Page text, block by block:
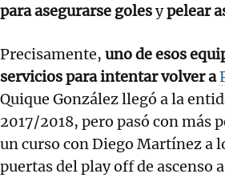
para asegurarse golesypelear
Precisamente, uno de esos
servicios para intentar volver a
Quique González llegó a la
2017/2018, pero pasó con más
un curso con Diego Martínez a
puertas del play off de ascenso